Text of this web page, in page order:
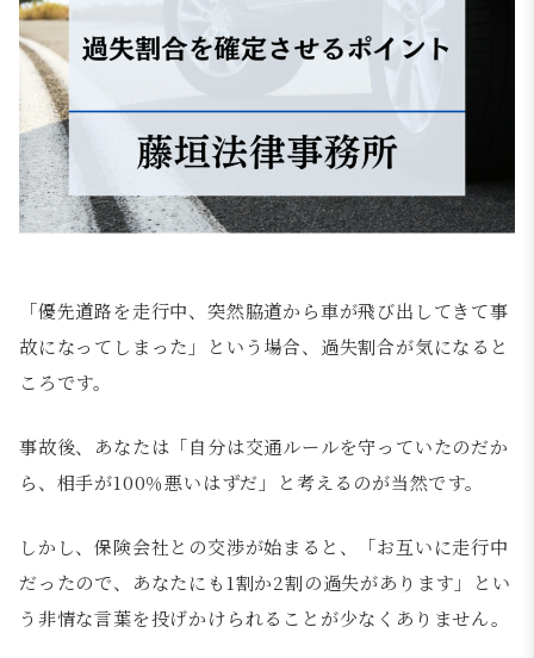
「優先道路を走行中、突然脇道から車が飛び出してきて事
故になってしまった」という場合、過失割合が気になると
ころです。
事故後、あなたは「自分は交通ルールを守っていたのだか
ら、相手が100％悪いはずだ」と考えるのが当然です。
しかし、保険会社との交渉が始まると、「お互いに走行中
だったので、あなたにも1割か2割の過失があります」とい
う非情な言葉を投げかけられることが少なくありません。